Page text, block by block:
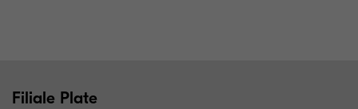
Filiale Plate